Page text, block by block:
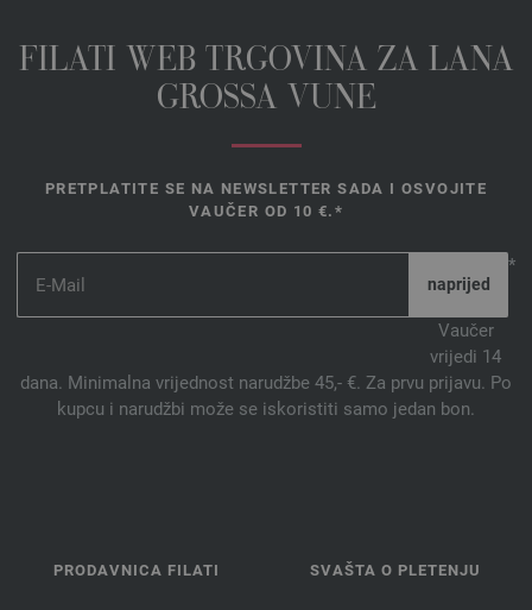
FILATI WEB TRGOVINA ZA LANA
GROSSA VUNE
PRETPLATITE SE NA NEWSLETTER SADA I OSVOJITE
VAUČER OD 10 €.*
*
Vaučer
vrijedi 14
dana. Minimalna vrijednost narudžbe 45,- €. Za prvu prijavu. Po
kupcu i narudžbi može se iskoristiti samo jedan bon.
PRODAVNICA FILATI SVAŠTA O PLETENJU